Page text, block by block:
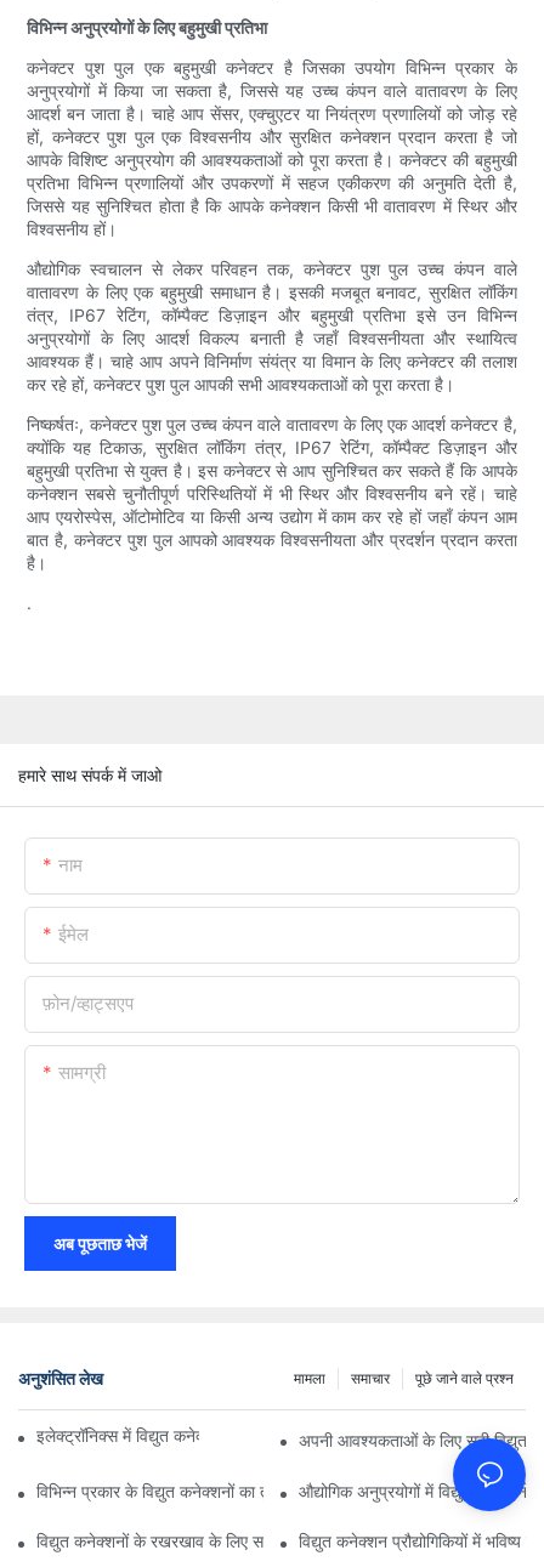
विभिन्न अनुप्रयोगों के लिए बहुमुखी प्रतिभा
कनेक्टर पुश पुल एक बहुमुखी कनेक्टर है जिसका उपयोग विभिन्न प्रकार के
अनुप्रयोगों में किया जा सकता है, जिससे यह उच्च कंपन वाले वातावरण के लिए
आदर्श बन जाता है। चाहे आप सेंसर, एक्चुएटर या नियंत्रण प्रणालियों को जोड़ रहे
हों, कनेक्टर पुश पुल एक विश्वसनीय और सुरक्षित कनेक्शन प्रदान करता है जो
आपके विशिष्ट अनुप्रयोग की आवश्यकताओं को पूरा करता है। कनेक्टर की बहुमुखी
प्रतिभा विभिन्न प्रणालियों और उपकरणों में सहज एकीकरण की अनुमति देती है,
जिससे यह सुनिश्चित होता है कि आपके कनेक्शन किसी भी वातावरण में स्थिर और
विश्वसनीय हों।
औद्योगिक स्वचालन से लेकर परिवहन तक, कनेक्टर पुश पुल उच्च कंपन वाले
वातावरण के लिए एक बहुमुखी समाधान है। इसकी मजबूत बनावट, सुरक्षित लॉकिंग
तंत्र, IP67 रेटिंग, कॉम्पैक्ट डिज़ाइन और बहुमुखी प्रतिभा इसे उन विभिन्न
अनुप्रयोगों के लिए आदर्श विकल्प बनाती है जहाँ विश्वसनीयता और स्थायित्व
आवश्यक हैं। चाहे आप अपने विनिर्माण संयंत्र या विमान के लिए कनेक्टर की तलाश
कर रहे हों, कनेक्टर पुश पुल आपकी सभी आवश्यकताओं को पूरा करता है।
निष्कर्षतः, कनेक्टर पुश पुल उच्च कंपन वाले वातावरण के लिए एक आदर्श कनेक्टर है,
क्योंकि यह टिकाऊ, सुरक्षित लॉकिंग तंत्र, IP67 रेटिंग, कॉम्पैक्ट डिज़ाइन और
बहुमुखी प्रतिभा से युक्त है। इस कनेक्टर से आप सुनिश्चित कर सकते हैं कि आपके
कनेक्शन सबसे चुनौतीपूर्ण परिस्थितियों में भी स्थिर और विश्वसनीय बने रहें। चाहे
आप एयरोस्पेस, ऑटोमोटिव या किसी अन्य उद्योग में काम कर रहे हों जहाँ कंपन आम
बात है, कनेक्टर पुश पुल आपको आवश्यक विश्वसनीयता और प्रदर्शन प्रदान करता
है।
.
हमारे साथ संपर्क में जाओ
नाम
ईमेल
फ़ोन/व्हाट्सएप
सामग्री
अब पूछताछ भेजें
अनुशंसित लेख पूछे जाने वाले प्रश्न
समाचार
मामला
इलेक्ट्रॉनिक्स में विद्युत कनेक्शनों पर प्रौद्योगिकी का प्रभावअपनी आवश्यकताओं के लिए सही विद्युत
विभिन्न प्रकार के विद्युत कनेक्शनों का तुलनात्मक विश्लेषणऔद्योगिक अनुप्रयोगों में विद्युत कनेक्शनों
विद्युत कनेक्शनों के रखरखाव के लिए सर्वोत्तम अभ्यासविद्युत कनेक्शन प्रौद्योगिकियों में भविष्य